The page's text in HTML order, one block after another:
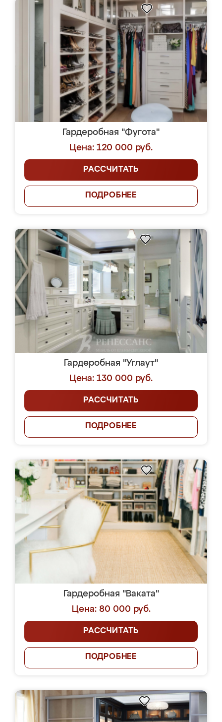
Гардеробная "Фугота"
Цена: 120 000 руб.
РАССЧИТАТЬ
ПОДРОБНЕЕ
Гардеробная "Углаут"
Цена: 130 000 руб.
РАССЧИТАТЬ
ПОДРОБНЕЕ
Гардеробная "Ваката"
Цена: 80 000 руб.
РАССЧИТАТЬ
ПОДРОБНЕЕ